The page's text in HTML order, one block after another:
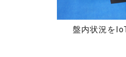
盤内状況を